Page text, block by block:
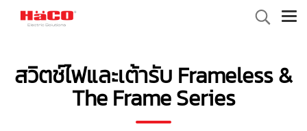
สวิตช์ไฟและเต้ารับ Frameless &
The Frame Series